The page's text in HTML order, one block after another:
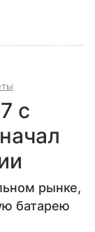
с
рынке,
батарею